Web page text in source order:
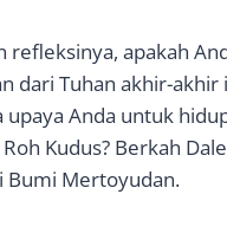
refleksinya, apakah
dari Tuhan akhir-akhir
upaya Anda untuk
Kudus? Berkah
Bumi Mertoyudan.